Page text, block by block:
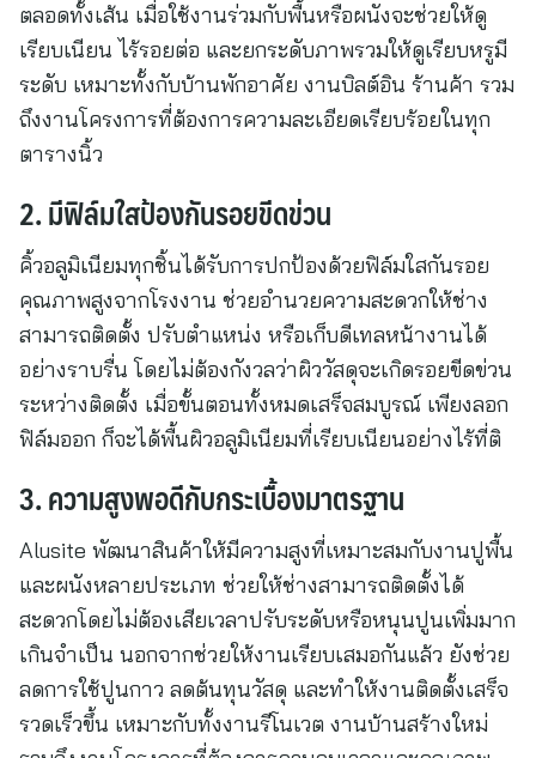
ตลอดทั้งเส้น เมื่อใช้งานร่วมกับพื้นหรือผนังจะช่วยให้ดู
เรียบเนียน ไร้รอยต่อ และยกระดับภาพรวมให้ดูเรียบหรูมี
ระดับ เหมาะทั้งกับบ้านพักอาศัย งานบิลต์อิน ร้านค้า รวม
ถึงงานโครงการที่ต้องการความละเอียดเรียบร้อยในทุก
ตารางนิ้ว
2. มีฟิล์มใสป้องกันรอยขีดข่วน
คิ้วอลูมิเนียมทุกชิ้นได้รับการปกป้องด้วยฟิล์มใสกันรอย
คุณภาพสูงจากโรงงาน ช่วยอำนวยความสะดวกให้ช่าง
สามารถติดตั้ง ปรับตำแหน่ง หรือเก็บดีเทลหน้างานได้
อย่างราบรื่น โดยไม่ต้องกังวลว่าผิววัสดุจะเกิดรอยขีดข่วน
ระหว่างติดตั้ง เมื่อขั้นตอนทั้งหมดเสร็จสมบูรณ์ เพียงลอก
ฟิล์มออก ก็จะได้พื้นผิวอลูมิเนียมที่เรียบเนียนอย่างไร้ที่ติ
3. ความสูงพอดีกับกระเบื้องมาตรฐาน
Alusite พัฒนาสินค้าให้มีความสูงที่เหมาะสมกับงานปูพื้น
และผนังหลายประเภท ช่วยให้ช่างสามารถติดตั้งได้
สะดวกโดยไม่ต้องเสียเวลาปรับระดับหรือหนุนปูนเพิ่มมาก
เกินจำเป็น นอกจากช่วยให้งานเรียบเสมอกันแล้ว ยังช่วย
ลดการใช้ปูนกาว ลดต้นทุนวัสดุ และทำให้งานติดตั้งเสร็จ
รวดเร็วขึ้น เหมาะกับทั้งงานรีโนเวต งานบ้านสร้างใหม่